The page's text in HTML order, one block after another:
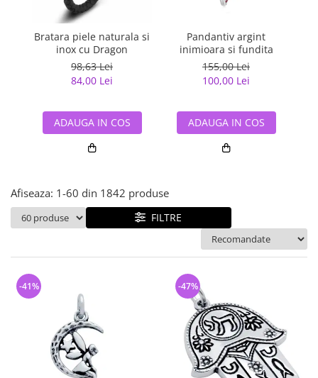
semipretioase
Bijuterii argint placat cu aur
Bijuterii argint cu diverse
Bijuterii de Lux
Bijuterii gotice si rock
Bijuterii Handmade
Bijuterii fantezie
Bijuterii tungsten
Solutii si lavete de curatare
bijuterii argint
Bratara piele naturala si
inox cu Dragon
98,63 Lei
84,00 Lei
ADAUGA IN COS
Pandantiv argint
inimioara si fundita
155,00 Lei
100,00 Lei
ADAUGA IN COS
Afiseaza: 1-60 din 1842 produse
FILTRE
-41% -47%